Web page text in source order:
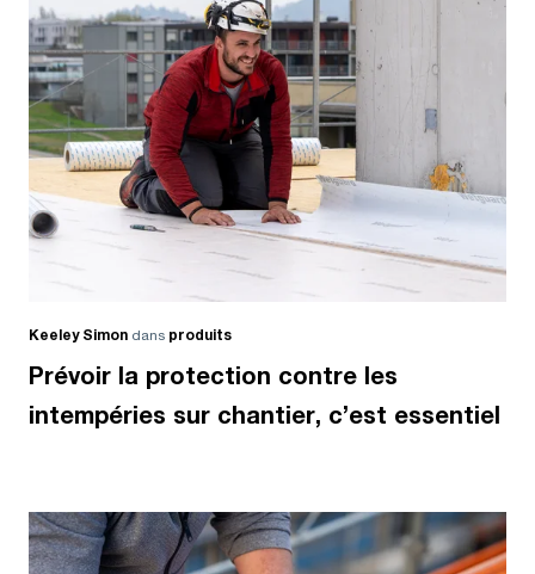
Keeley Simon dans produits
Prévoir la protection contre les
intempéries sur chantier, c’est essentiel